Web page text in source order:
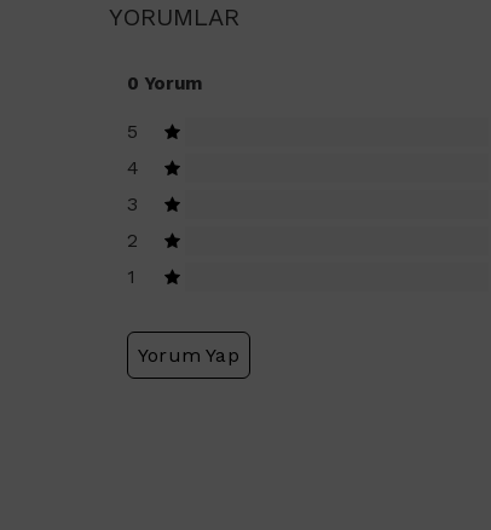
YORUMLAR
0 Yorum
5
4
3
2
1
Yorum Yap